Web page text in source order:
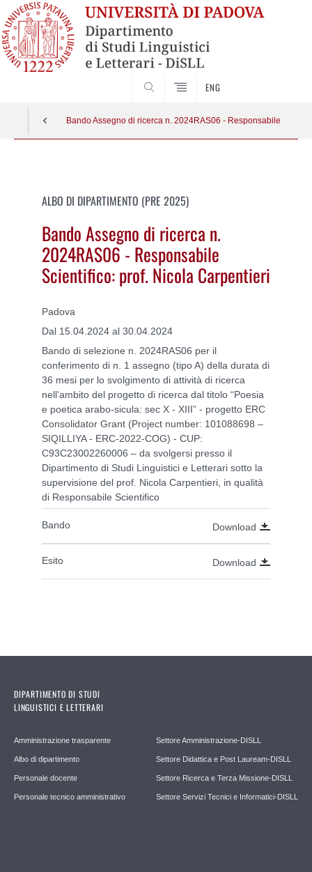
ENG
Bando Assegno di ricerca n. 2024RAS06 - Responsabile
ALBO DI DIPARTIMENTO (PRE 2025)
Bando Assegno di ricerca n.
2024RAS06 - Responsabile
Scientifico: prof. Nicola Carpentieri
Padova
Dal 15.04.2024 al 30.04.2024
Bando di selezione n. 2024RAS06 per il
conferimento di n. 1 assegno (tipo A) della durata di
36 mesi per lo svolgimento di attività di ricerca
nell’ambito del progetto di ricerca dal titolo “Poesia
e poetica arabo-sicula: sec X - XIII” - progetto ERC
Consolidator Grant (Project number: 101088698 –
SIQILLIYA - ERC-2022-COG) - CUP:
C93C23002260006 – da svolgersi presso il
Dipartimento di Studi Linguistici e Letterari sotto la
supervisione del prof. Nicola Carpentieri, in qualità
di Responsabile Scientifico
Bando Download
Esito Download
DIPARTIMENTO DI STUDI
LINGUISTICI E LETTERARI
Amministrazione trasparente
Albo di dipartimento
Personale docente
Personale tecnico amministrativo
Settore Amministrazione-DISLL
Settore Didattica e Post Lauream-DISLL
Settore Ricerca e Terza Missione-DISLL
Settore Servizi Tecnici e Informatici-DISLL